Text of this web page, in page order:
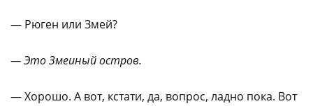
— Рюген или Змей?
— Это Змеиный остров.
— Хорошо. А вот, кстати, да, вопрос, ладно пока. Вот